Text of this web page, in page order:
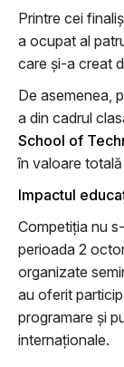
Printre cei
a ocupat al
care și-a creat
De asemenea,
a din cadrul
School of
în valoare
Impactul
Competiția nu
perioada 2
organizate
au oferit
programare și
internaționale.